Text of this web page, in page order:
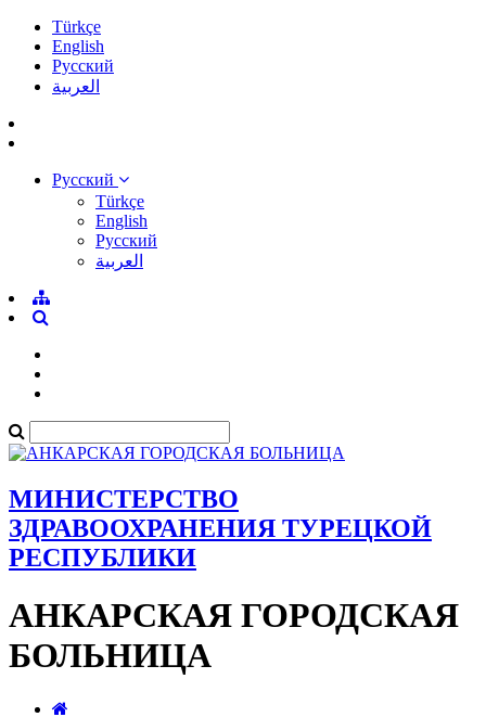
Türkçe
English
Pусский
العربية
Pусский
Türkçe
English
Pусский
العربية
МИНИСТЕРСТВО
ЗДРАВООХРАНЕНИЯ ТУРЕЦКОЙ
РЕСПУБЛИКИ
АНКАРСКАЯ ГОРОДСКАЯ
БОЛЬНИЦА